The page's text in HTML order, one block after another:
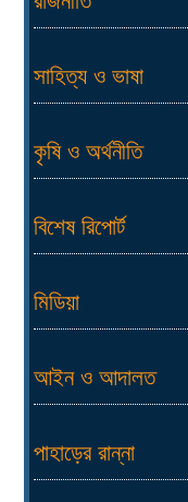
সাহিত্য ও ভাষা
কৃষি ও অর্থনীতি
বিশেষ রিপোর্ট
মিডিয়া
আইন ও আদালত
পাহাড়ের রান্না